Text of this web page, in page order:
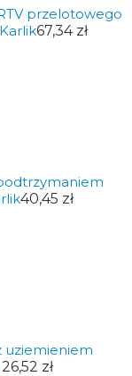
przelotowego
67,34 zł
40,45 zł
uziemieniem
26,52 zł